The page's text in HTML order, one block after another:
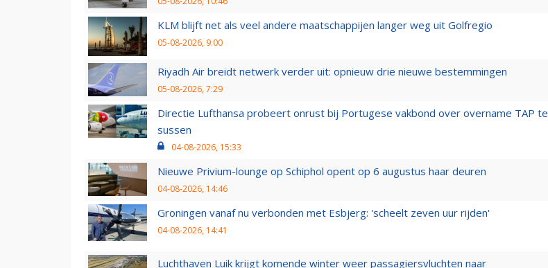
KLM blijft net als veel andere maatschappijen langer weg uit Golfregio
05-08-2026, 9:00
Riyadh Air breidt netwerk verder uit: opnieuw drie nieuwe bestemmingen
05-08-2026, 7:29
Directie Lufthansa probeert onrust bij Portugese vakbond over overname TAP te
sussen
04-08-2026, 15:33
Nieuwe Privium-lounge op Schiphol opent op 6 augustus haar deuren
04-08-2026, 14:46
Groningen vanaf nu verbonden met Esbjerg: 'scheelt zeven uur rijden'
04-08-2026, 14:41
Luchthaven Luik krijgt komende winter weer passagiersvluchten naar